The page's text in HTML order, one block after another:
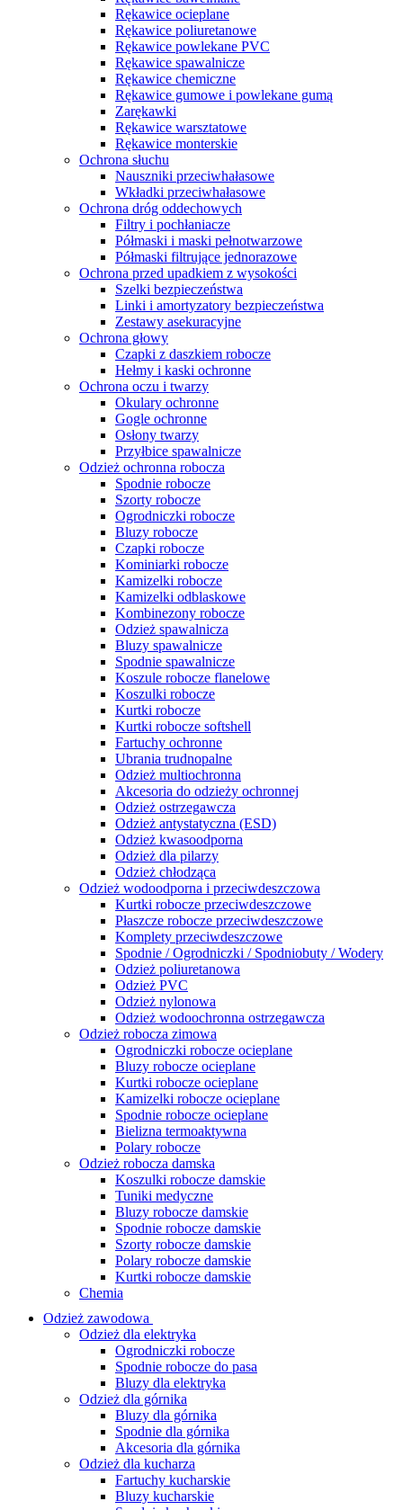
Rękawice ocieplane
Rękawice poliuretanowe
Rękawice powlekane PVC
Rękawice spawalnicze
Rękawice chemiczne
Rękawice gumowe i powlekane gumą
Zarękawki
Rękawice warsztatowe
Rękawice monterskie
Ochrona słuchu
Nauszniki przeciwhałasowe
Wkładki przeciwhałasowe
Ochrona dróg oddechowych
Filtry i pochłaniacze
Półmaski i maski pełnotwarzowe
Półmaski filtrujące jednorazowe
Ochrona przed upadkiem z wysokości
Szelki bezpieczeństwa
Linki i amortyzatory bezpieczeństwa
Zestawy asekuracyjne
Ochrona głowy
Czapki z daszkiem robocze
Hełmy i kaski ochronne
Ochrona oczu i twarzy
Okulary ochronne
Gogle ochronne
Osłony twarzy
Przyłbice spawalnicze
Odzież ochronna robocza
Spodnie robocze
Szorty robocze
Ogrodniczki robocze
Bluzy robocze
Czapki robocze
Kominiarki robocze
Kamizelki robocze
Kamizelki odblaskowe
Kombinezony robocze
Odzież spawalnicza
Bluzy spawalnicze
Spodnie spawalnicze
Koszule robocze flanelowe
Koszulki robocze
Kurtki robocze
Kurtki robocze softshell
Fartuchy ochronne
Ubrania trudnopalne
Odzież multiochronna
Akcesoria do odzieży ochronnej
Odzież ostrzegawcza
Odzież antystatyczna (ESD)
Odzież kwasoodporna
Odzież dla pilarzy
Odzież chłodząca
Odzież wodoodporna i przeciwdeszczowa
Kurtki robocze przeciwdeszczowe
Płaszcze robocze przeciwdeszczowe
Komplety przeciwdeszczowe
Spodnie / Ogrodniczki / Spodniobuty / Wodery
Odzież poliuretanowa
Odzież PVC
Odzież nylonowa
Odzież wodoochronna ostrzegawcza
Odzież robocza zimowa
Ogrodniczki robocze ocieplane
Bluzy robocze ocieplane
Kurtki robocze ocieplane
Kamizelki robocze ocieplane
Spodnie robocze ocieplane
Bielizna termoaktywna
Polary robocze
Odzież robocza damska
Koszulki robocze damskie
Tuniki medyczne
Bluzy robocze damskie
Spodnie robocze damskie
Szorty robocze damskie
Polary robocze damskie
Kurtki robocze damskie
Chemia
Odzież zawodowa
Odzież dla elektryka
Ogrodniczki robocze
Spodnie robocze do pasa
Bluzy dla elektryka
Odzież dla górnika
Bluzy dla górnika
Spodnie dla górnika
Akcesoria dla górnika
Odzież dla kucharza
Fartuchy kucharskie
Bluzy kucharskie